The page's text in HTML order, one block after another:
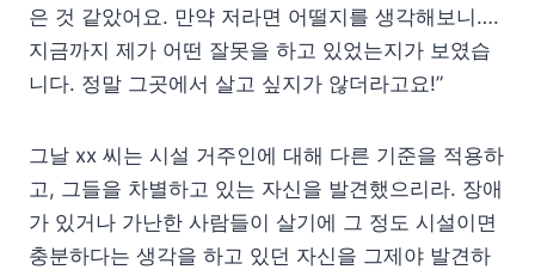
은 것 같았어요. 만약 저라면 어떨지를 생각해보니….
지금까지 제가 어떤 잘못을 하고 있었는지가 보였습
니다. 정말 그곳에서 살고 싶지가 않더라고요!”
그날 xx 씨는 시설 거주인에 대해 다른 기준을 적용하
고, 그들을 차별하고 있는 자신을 발견했으리라. 장애
가 있거나 가난한 사람들이 살기에 그 정도 시설이면
충분하다는 생각을 하고 있던 자신을 그제야 발견하